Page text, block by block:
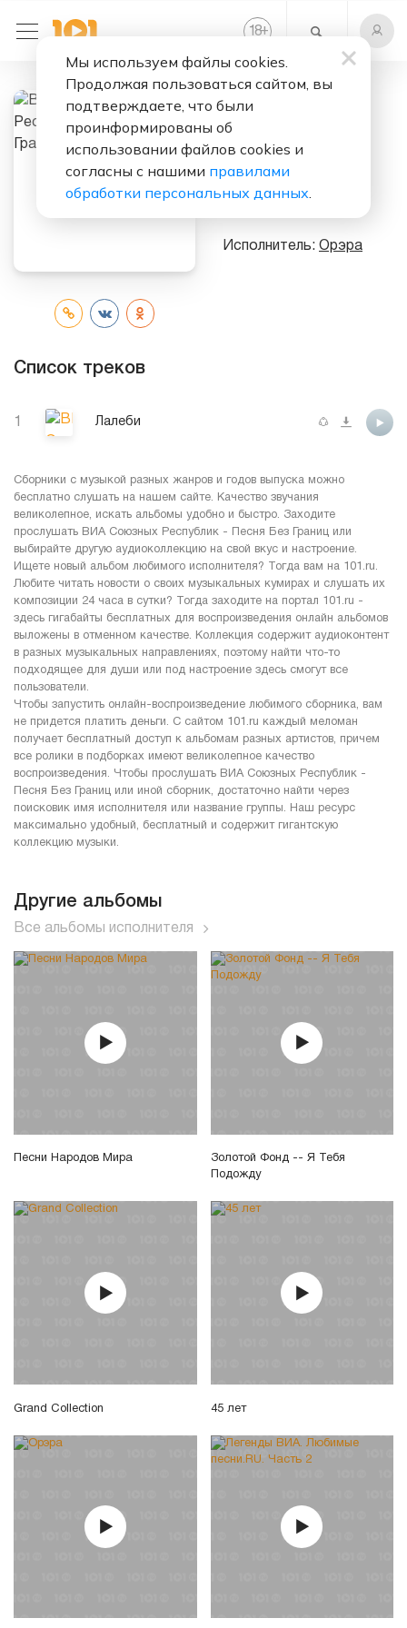
18+
Слушать бесплатно
ВИА Союзных
Исполнитель: Орэра
Список треков
1 Лалеби
Сборники с музыкой разных жанров и годов выпуска можно
бесплатно слушать на нашем сайте. Качество звучания
великолепное, искать альбомы удобно и быстро. Заходите
прослушать ВИА Союзных Республик - Песня Без Границ или
выбирайте другую аудиоколлекцию на свой вкус и настроение.
Ищете новый альбом любимого исполнителя? Тогда вам на 101.ru.
Любите читать новости о своих музыкальных кумирах и слушать их
композиции 24 часа в сутки? Тогда заходите на портал 101.ru -
здесь гигабайты бесплатных для воспроизведения онлайн альбомов
выложены в отменном качестве. Коллекция содержит аудиоконтент
в разных музыкальных направлениях, поэтому найти что-то
подходящее для души или под настроение здесь смогут все
пользователи.
Чтобы запустить онлайн-воспроизведение любимого сборника, вам
не придется платить деньги. С сайтом 101.ru каждый меломан
получает бесплатный доступ к альбомам разных артистов, причем
все ролики в подборках имеют великолепное качество
воспроизведения. Чтобы прослушать ВИА Союзных Республик -
Песня Без Границ или иной сборник, достаточно найти через
поисковик имя исполнителя или название группы. Наш ресурс
максимально удобный, бесплатный и содержит гигантскую
коллекцию музыки.
Другие альбомы
Все альбомы исполнителя
Песни Народов Мира
Золотой Фонд -- Я Тебя
Подожду
Grand Collection 45 лет
Мы используем файлы cookies.
Продолжая пользоваться сайтом, вы
подтверждаете, что были
проинформированы об
использовании файлов cookies и
согласны с нашими правилами
обработки персональных данных.